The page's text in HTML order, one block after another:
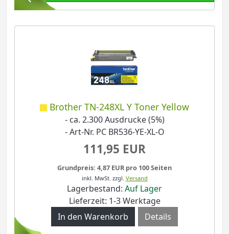
Brother TN-248XL Y Toner Yellow
- ca. 2.300 Ausdrucke (5%)
- Art-Nr. PC BR536-YE-XL-O
111,95 EUR
Grundpreis: 4,87 EUR pro 100 Seiten
inkl. MwSt. zzgl. Versand
Lagerbestand: Auf Lager
Lieferzeit: 1-3 Werktage
Details